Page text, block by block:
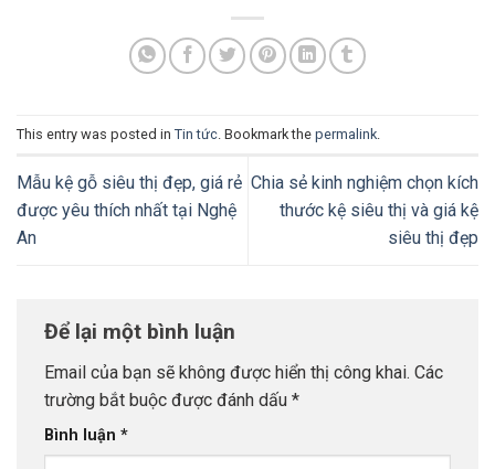
This entry was posted in Tin tức . Bookmark the permalink
Mẫu kệ gỗ siêu thị đẹp, giá rẻ
được yêu thích nhất tại Nghệ
An
Chia sẻ kinh nghiệm chọn kích
thước kệ siêu thị và giá kệ
siêu thị đẹp
Để lại một bình luận
Email của bạn sẽ không được hiển thị công khai. Các
trường bắt buộc được đánh dấu *
Bình luận *